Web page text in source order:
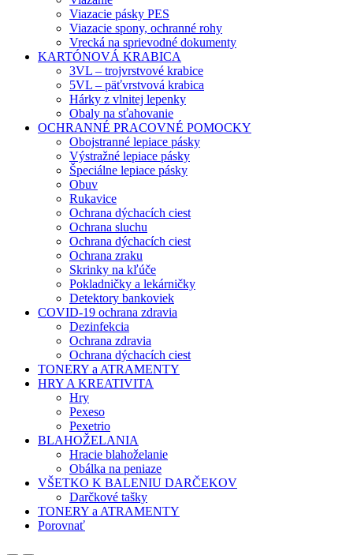
Viazacie pásky PES
Viazacie spony, ochranné rohy
Vrecká na sprievodné dokumenty
KARTÓNOVÁ KRABICA
3VL – trojvrstvové krabice
5VL – päťvrstvová krabica
Hárky z vlnitej lepenky
Obaly na sťahovanie
OCHRANNÉ PRACOVNÉ POMOCKY
Obojstranné lepiace pásky
Výstražné lepiace pásky
Špeciálne lepiace pásky
Obuv
Rukavice
Ochrana dýchacích ciest
Ochrana sluchu
Ochrana dýchacích ciest
Ochrana zraku
Skrinky na kľúče
Pokladničky a lekárničky
Detektory bankoviek
COVID-19 ochrana zdravia
Dezinfekcia
Ochrana zdravia
Ochrana dýchacích ciest
TONERY a ATRAMENTY
HRY A KREATIVITA
Hry
Pexeso
Pexetrio
BLAHOŽELANIA
Hracie blahoželanie
Obálka na peniaze
VŠETKO K BALENIU DARČEKOV
Darčkové tašky
TONERY a ATRAMENTY
Porovnať